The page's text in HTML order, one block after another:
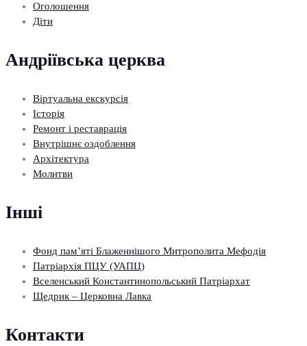
Оголошення
Діти
Андріївська церква
Віртуальна екскурсія
Історія
Ремонт і реставрація
Внутрішнє оздоблення
Архітектура
Молитви
Інші
Фонд пам’яті Блаженнішого Митрополита Мефодія
Патріархія ПЦУ (УАПЦ)
Вселенський Константинопольський Патріархат
Щедрик – Церковна Лавка
Контакти